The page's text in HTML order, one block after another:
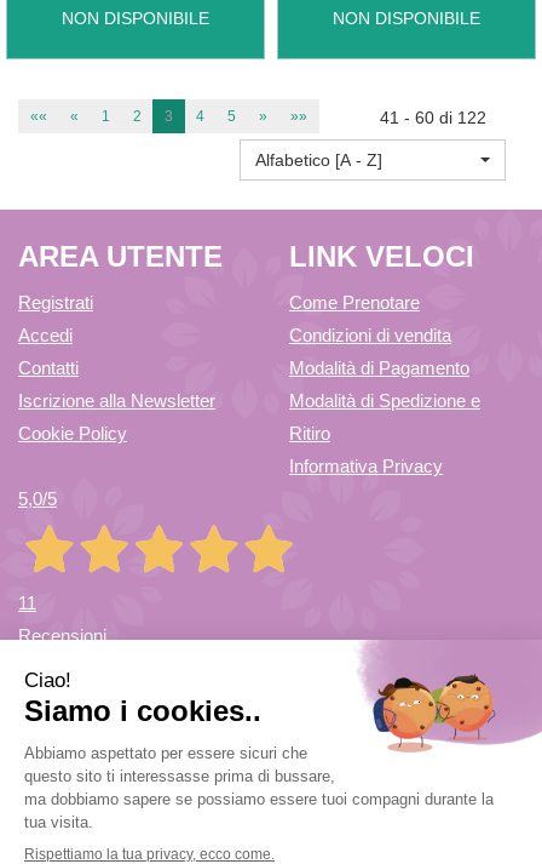
NON DISPONIBILE
MASCHERA
PURIFICANTE
È
DISPONIBILE
NON DISPONIBILE
MIAMO
PROT
DOP
DET
ANTIMP NON
«« « 1 2 3 4 5 » »» 41 - 60 di 122
Alfabetico [A - Z]
AREA UTENTE
Registrati
Accedi
Contatti
Iscrizione alla Newsletter
Cookie Policy
LINK VELOCI
Come Prenotare
Condizioni di vendita
Modalità di Pagamento
Modalità di Spedizione e
Ritiro
Informativa Privacy
5,0/5
11
Recensioni
Farmacia di Cuvio Sas- via Vittorio Veneto 12/a 21030 Cuvio
(VA)
info@farmaciadicuvio.it (per info ordini) -
farmaciadicuvio@gmail.com (per info farmacia)
0332.624208| P.Iva: 03656220120 | Numero R.E.A.: VA369153